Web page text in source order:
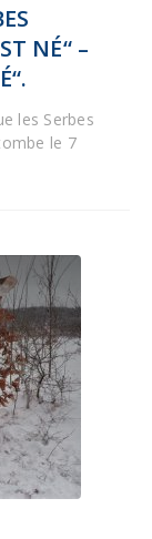
NÉ“ –
les Serbes
le 7